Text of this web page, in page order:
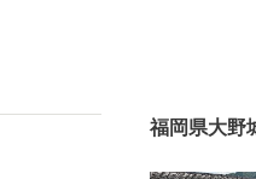
福岡県大野